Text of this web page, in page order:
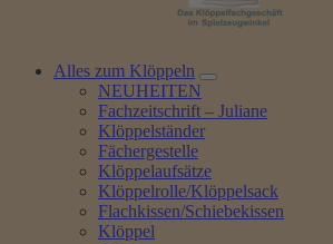
Alles zum Klöppeln
NEUHEITEN
Fachzeitschrift – Juliane
Klöppelständer
Fächergestelle
Klöppelaufsätze
Klöppelrolle/Klöppelsack
Flachkissen/Schiebekissen
Klöppel